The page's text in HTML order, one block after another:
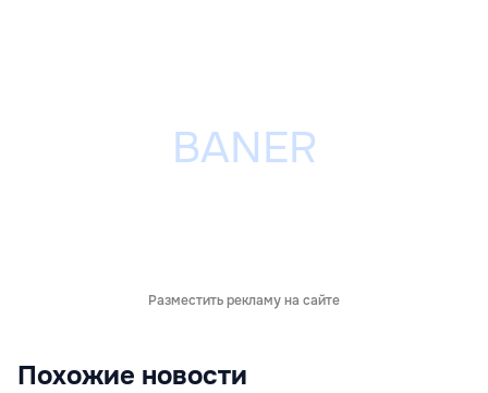
Разместить рекламу на сайте
Похожие новости